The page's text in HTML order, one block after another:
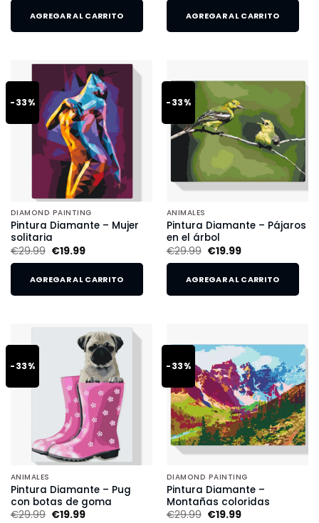
AGREGAR AL CARRITO AGREGAR AL CARRITO
-33%
DIAMOND PAINTING
Pintura Diamante – Mujer
solitaria
€29.99 €19.99
AGREGAR AL CARRITO
-33%
ANIMALES
Pintura Diamante – Pájaros
en el árbol
€29.99 €19.99
AGREGAR AL CARRITO
-33%
ANIMALES
Pintura Diamante – Pug
con botas de goma
€29.99 €19.99
-33%
DIAMOND PAINTING
Pintura Diamante –
Montañas coloridas
€29.99 €19.99